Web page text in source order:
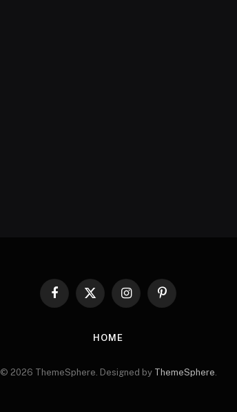
Facebook
X
InstagramPinterest
HOME
© 2026 ThemeSphere. Designed by ThemeSphere.